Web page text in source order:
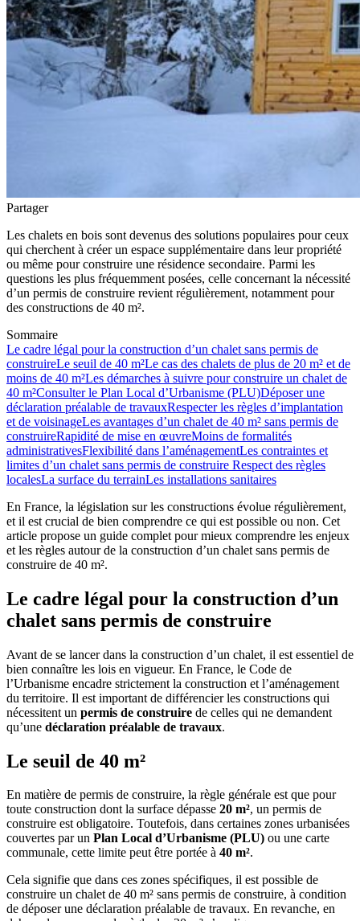
Partager
Les chalets en bois sont devenus des solutions populaires pour ceux
qui cherchent à créer un espace supplémentaire dans leur propriété
ou même pour construire une résidence secondaire. Parmi les
questions les plus fréquemment posées, celle concernant la nécessité
d’un permis de construire revient régulièrement, notamment pour
des constructions de 40 m².
Sommaire
Le cadre légal pour la construction d’un chalet sans permis de
construireLe seuil de 40 m²Le cas des chalets de plus de 20 m² et de
moins de 40 m²Les démarches à suivre pour construire un chalet de
40 m²Consulter le Plan Local d’Urbanisme (PLU)Déposer une
déclaration préalable de travauxRespecter les règles d’implantation
et de voisinageLes avantages d’un chalet de 40 m² sans permis de
construireRapidité de mise en œuvreMoins de formalités
administrativesFlexibilité dans l’aménagementLes contraintes et
limites d’un chalet sans permis de construire Respect des règles
localesLa surface du terrainLes installations sanitaires
En France, la législation sur les constructions évolue régulièrement,
et il est crucial de bien comprendre ce qui est possible ou non. Cet
article propose un guide complet pour mieux comprendre les enjeux
et les règles autour de la construction d’un chalet sans permis de
construire de 40 m².
Le cadre légal pour la construction d’un
chalet sans permis de construire
Avant de se lancer dans la construction d’un chalet, il est essentiel de
bien connaître les lois en vigueur. En France, le Code de
l’Urbanisme encadre strictement la construction et l’aménagement
du territoire. Il est important de différencier les constructions qui
nécessitent un permis de construire de celles qui ne demandent
qu’une déclaration préalable de travaux.
Le seuil de 40 m²
En matière de permis de construire, la règle générale est que pour
toute construction dont la surface dépasse 20 m², un permis de
construire est obligatoire. Toutefois, dans certaines zones urbanisées
couvertes par un Plan Local d’Urbanisme (PLU) ou une carte
communale, cette limite peut être portée à 40 m².
Cela signifie que dans ces zones spécifiques, il est possible de
construire un chalet de 40 m² sans permis de construire, à condition
de déposer une déclaration préalable de travaux. En revanche, en